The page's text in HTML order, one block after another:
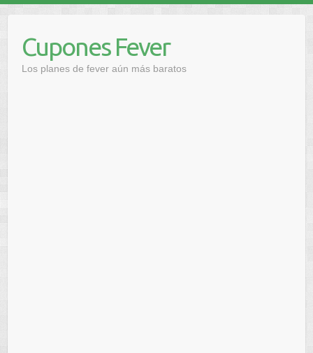
contenidoCupones Fever
Los planes de fever aún más baratos